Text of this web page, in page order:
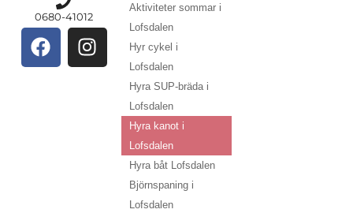
0680-41012
Aktiviteter sommar i
Lofsdalen
Hyr cykel i
Lofsdalen
Hyra SUP-bräda i
Lofsdalen
Hyra kanot i
Lofsdalen
Hyra båt Lofsdalen
Björnspaning i
Lofsdalen